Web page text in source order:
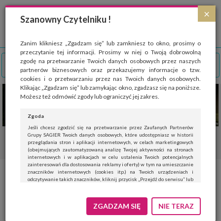
×
Szanowny Czytelniku !
Zanim klikniesz „Zgadzam się” lub zamkniesz to okno, prosimy o
przeczytanie tej informacji. Prosimy w niej o Twoją dobrowolną
zgodę na przetwarzanie Twoich danych osobowych przez naszych
partnerów biznesowych oraz przekazujemy informacje o tzw.
cookies i o przetwarzaniu przez nas Twoich danych osobowych.
Klikając „Zgadzam się” lub zamykając okno, zgadzasz się na poniższe.
Możesz też odmówić zgody lub ograniczyć jej zakres.
Zgoda
Jeśli chcesz zgodzić się na przetwarzanie przez Zaufanych Partnerów
Grupy SAGIER Twoich danych osobowych, które udostępniasz w historii
przeglądania stron i aplikacji internetowych, w celach marketingowych
(obejmujących zautomatyzowaną analizę Twojej aktywności na stronach
internetowych i w aplikacjach w celu ustalenia Twoich potencjalnych
zainteresowań dla dostosowania reklamy i oferty) w tym na umieszczanie
znaczników internetowych (cookies itp.) na Twoich urządzeniach i
odczytywanie takich znaczników, kliknij przycisk „Przejdź do serwisu” lub
Jeśli nie chcesz wyrazić zgody, kliknij „Nie teraz”.
Wyrażenie zgody jest dobrowolne. Możesz edytować zakres zgody, w tym
ZGADZAM SIĘ NIE TERAZ
Strona wykorzystuje pliki cookies, które służą głównie do celów statystycznych.
Wyrażając zgodę na używanie 'cookies', zezwalasz na zapisanie ich w pamięci
przeglądarki. Przejdź do
polityki cookies